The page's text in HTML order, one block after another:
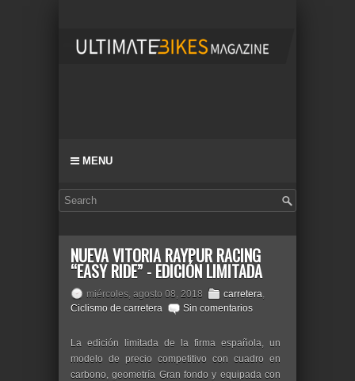
MENU
NUEVA VITORIA RAYPUR RACING
“EASY RIDE” - EDICIÓN LIMITADA
miércoles, agosto 08, 2018 carretera,
Ciclismo de carretera
Sin comentarios
La edición limitada de la firma española, un
modelo de precio competitivo con cuadro en
carbono, geometría Gran fondo y equipada con